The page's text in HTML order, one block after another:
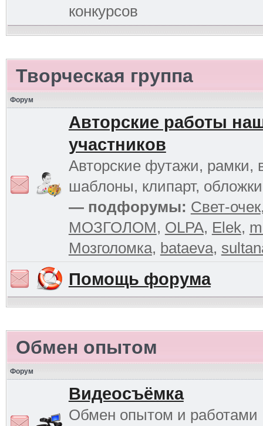
конкурсов
Творческая группа
Форум
Авторские работы
участников
Авторские футажи, рамки,
шаблоны, клипарт,
— подфорумы: Свет-очек
МОЗГОЛОМ, OLPA, Elek,
Мозголомка, bataeva,
Помощь форума
Обмен опытом
Форум
Видеосъёмка
Обмен опытом и работами